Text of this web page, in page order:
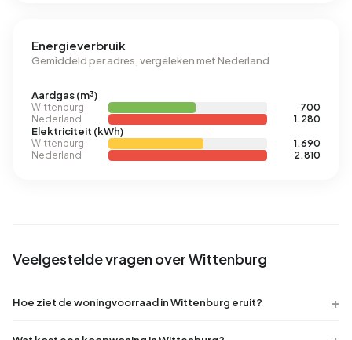
Energieverbruik
Gemiddeld per adres, vergeleken met Nederland
Aardgas (m³)
Wittenburg
700
Nederland
1.280
Elektriciteit (kWh)
Wittenburg
1.690
Nederland
2.810
Veelgestelde vragen over Wittenburg
Hoe ziet de woningvoorraad in Wittenburg eruit?